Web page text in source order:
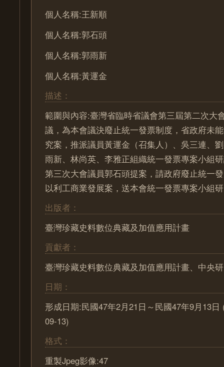
個人名稱:王新順
個人名稱:郭石頭
個人名稱:郭雨新
個人名稱:黃運金
描述：
範圍與內容:臺灣省臨時省議會第三屆第二次大
議，為本會議決廢止統一發票制度，省政府未
究案，推派議員黃運金（召集人）、吳三連、
雨新、林尚英、李雅正組織統一發票專案小組
第三次大會議員郭石頭提案，請政府廢止統一
以利工商業發展案，送本會統一發票專案小組
出版者：
臺灣珍藏史料數位典藏及加值應用計畫
貢獻者：
臺灣珍藏史料數位典藏及加值應用計畫、中央
日期：
形成日期:民國47年2月21日～民國47年9月13日
09-13)
格式：
重製Jpeg影像:47